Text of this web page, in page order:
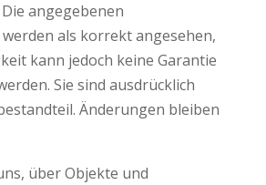
angegebenen
als korrekt angesehen,
kann jedoch keine Garantie
Sie sind ausdrücklich
Änderungen bleiben
über Objekte und